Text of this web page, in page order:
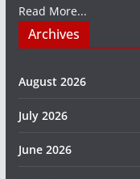
Read More...
Archives
August 2026
July 2026
June 2026